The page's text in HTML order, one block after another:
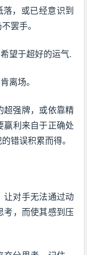
，或已经意识到
罢手。
望于超好的运气.
离场。
超强牌，或依靠精
赢利来自于正确处
错误积累而得。
对手无法通过动
考，而使其感到压